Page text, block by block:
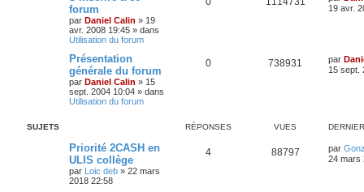
h
e
r
e
a
v
n
c
é
e
forum
par Daniel Calin » 19
avr. 2008 19:45 » dans
Utilisation du forum
19 avr.
Présentation
générale du forum
par Daniel Calin » 15
sept. 2004 10:04 » dans
Utilisation du forum
0 738931 par
15 sept.
SUJETS RÉPONSES VUES
Priorité 2CASH en
ULIS collège
par Loic deb » 22 mars
2018 22:58
4 88797 par
24 mars